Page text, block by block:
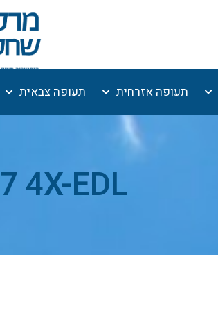
תעופה אזרחית תעופה צבאית
4X-EDL